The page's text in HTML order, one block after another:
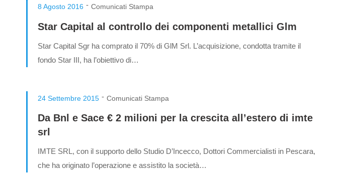
8 Agosto 2016 - Comunicati Stampa
Star Capital al controllo dei componenti metallici Glm
Star Capital Sgr ha comprato il 70% di GlM Srl. L’acquisizione, condotta tramite il
fondo Star III, ha l’obiettivo di…
24 Settembre 2015 - Comunicati Stampa
Da Bnl e Sace € 2 milioni per la crescita all’estero di imte
srl
IMTE SRL, con il supporto dello Studio D’Incecco, Dottori Commercialisti in Pescara,
che ha originato l’operazione e assistito la società…